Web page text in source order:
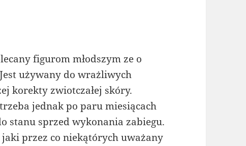
figurom młodszym ze o
używany do wrażliwych
korekty zwiotczałej skóry.
jednak po paru miesiącach
stanu sprzed wykonania zabiegu.
przez co niekątórych uważany